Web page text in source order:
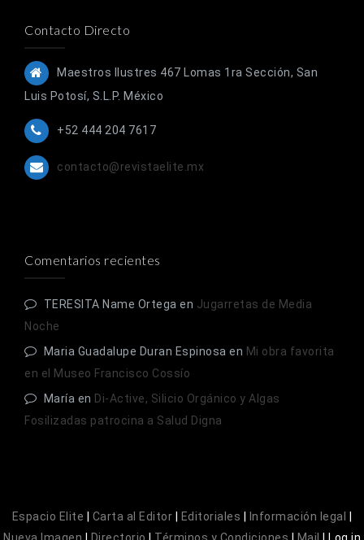
Contacto Directo
Maestros Ilustres 467 Lomas 1ra Sección, San
Luis Potosí, S.L.P. México
+52 444 204 7617
contacto@revistaelite.mx
Comentarios recientes
TERESITA Name Ortega en Jugarretas de Media
Noche
Maria Guadalupe Duran Espinosa en Mi obra favorita
en el Museo Francisco Cossío
María en Di-Active, Silicio Orgánico y Algas
Fosilizadas patrocina a Salud Digna
Espacio Elite Carta al Editor Editoriales Información legal